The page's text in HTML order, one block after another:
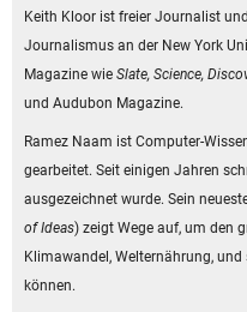
Keith Kloor ist freier Journalist
Journalismus an der New York
Magazine wie Slate, Science,
und Audubon Magazine.
Ramez Naam ist Computer-
gearbeitet. Seit einigen Jahren
ausgezeichnet wurde. Sein
of Ideas) zeigt Wege auf, um den
Klimawandel, Welternährung,
können.